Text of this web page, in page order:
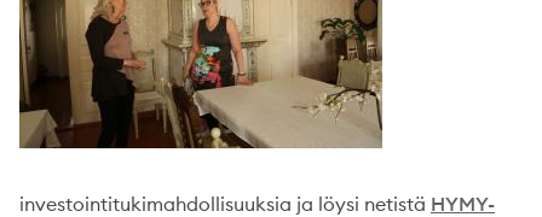
investointitukimahdollisuuksia ja löysi netistä HYMY-